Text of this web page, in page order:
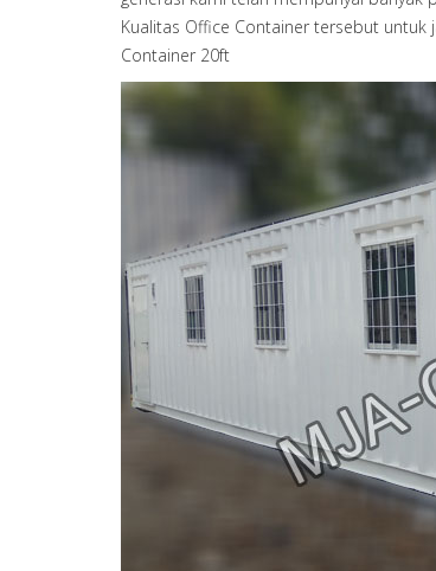
Kualitas Office Container tersebut
Container 20ft